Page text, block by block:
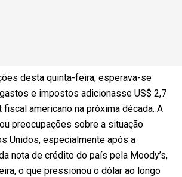
desta quinta-feira, esperava-se
e impostos adicionasse US$ 2,7
americano na próxima década. A
preocupações sobre a situação
Unidos, especialmente após a
nota de crédito do país pela Moody’s,
o que pressionou o dólar ao longo